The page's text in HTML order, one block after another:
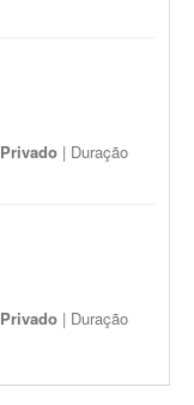
Privado | Duração
Privado | Duração